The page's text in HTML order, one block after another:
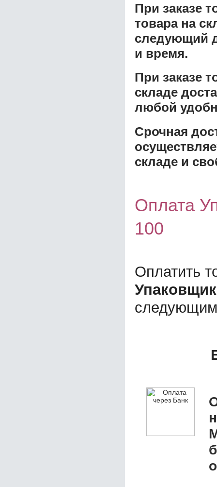
При заказе
товара на
следующий
и время.
При заказе
складе
любой
Срочная
складе и
Оплата
100
Оплатить